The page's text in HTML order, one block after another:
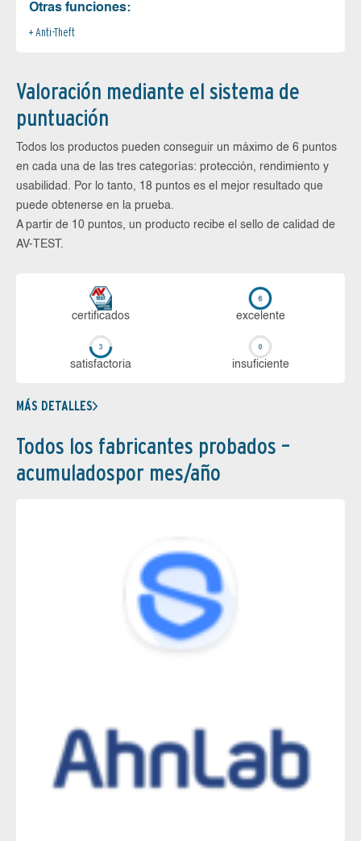
Otras funciones:
Anti-Theft
Valoración mediante el sistema de
puntuación
Todos los productos pueden conseguir un máximo de 6 puntos
en cada una de las tres categorías: protección, rendimiento y
usabilidad. Por lo tanto, 18 puntos es el mejor resultado que
puede obtenerse en la prueba.
A partir de 10 puntos, un producto recibe el sello de calidad de
AV-TEST.
certi­ficados ex­ce­len­te
sa­tis­fac­to­ria in­su­fi­cien­te
MÁS DETALLES
Todos los fabricantes probados –
acumuladospor mes/año